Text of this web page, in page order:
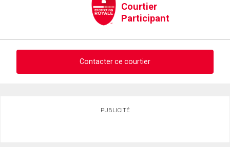
Courtier
Participant
Contacter ce courtier
PUBLICITÉ